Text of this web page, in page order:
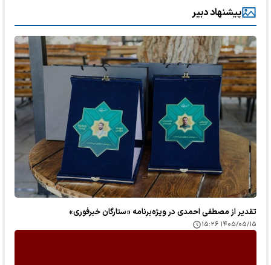
پیشنهاد دبیر
تقدیر از مصطفی احمدی در ویژه‌برنامه «ستارگان خبرفوری»
۱۴۰۵/۰۵/۱۵ ۱۵:۲۶